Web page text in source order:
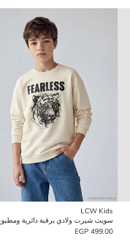
LCW Kids
سويت شيرت ولادي برقبة دائرية
499.00 EGP